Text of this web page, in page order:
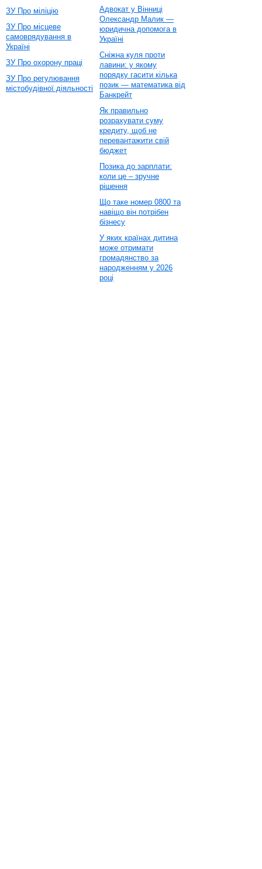
ЗУ Про міліцію
ЗУ Про місцеве
самоврядування в
Україні
ЗУ Про охорону праці
ЗУ Про регулювання
містобудівної діяльності
Адвокат у Вінниці
Олександр Малик —
юридична допомога в
Україні
Сніжна куля проти
лавини: у якому
порядку гасити кілька
позик — математика від
Банкрейт
Як правильно
розрахувати суму
кредиту, щоб не
перевантажити свій
бюджет
Позика до зарплати:
коли це – зручне
рішення
Що таке номер 0800 та
навіщо він потрібен
бізнесу
У яких країнах дитина
може отримати
громадянство за
народженням у 2026
році